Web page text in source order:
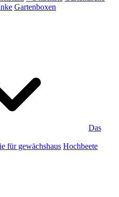
Gartenboxen
Das
für gewächshaus Hochbeete